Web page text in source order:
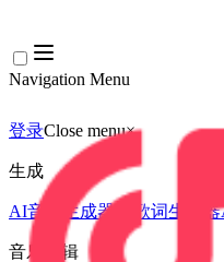
Navigation Menu
登录Close menu×
生成
AI音乐生成器 AI歌词生成器
音乐编辑